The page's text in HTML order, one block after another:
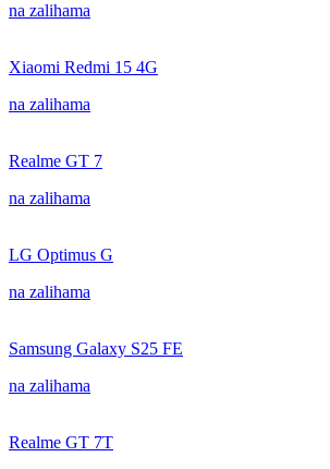
na zalihama
Xiaomi Redmi 15 4G
na zalihama
Realme GT 7
na zalihama
LG Optimus G
na zalihama
Samsung Galaxy S25 FE
na zalihama
Realme GT 7T